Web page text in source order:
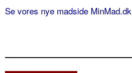
Se vores nye madside MinMad.dk